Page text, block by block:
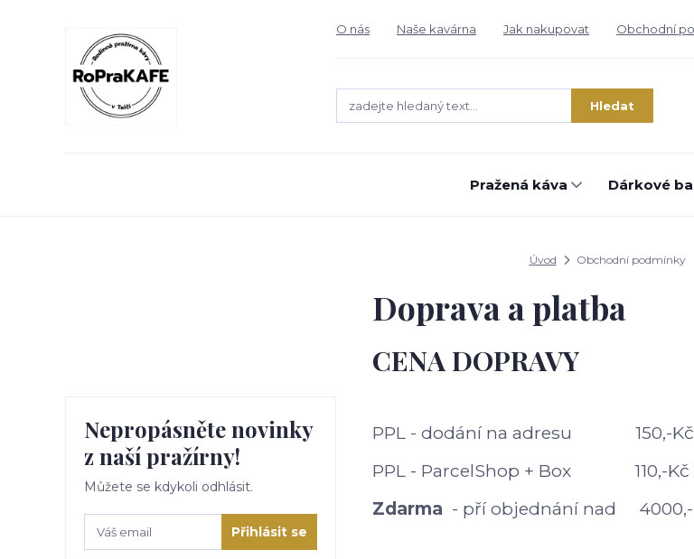
O nás Naše kavárna Jak nakupovat Obchodní
Hledat
Pražená káva Dárkové
Úvod Obchodní podmínky
Nepropásněte novinky
z naší pražírny!
Můžete se kdykoli odhlásit.
Přihlásit se
Doprava a platba
CENA DOPRAVY
PPL - dodání na adresu 150,-Kč
PPL - ParcelShop + Box 110,-Kč
Zdarma - pří objednání nad 4000,-